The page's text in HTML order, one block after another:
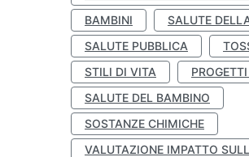
BAMBINI
SALUTE
SALUTE PUBBLICA
STILI DI VITA
SALUTE DEL BAMBINO
SOSTANZE CHIMICHE
VALUTAZIONE IMPATTO